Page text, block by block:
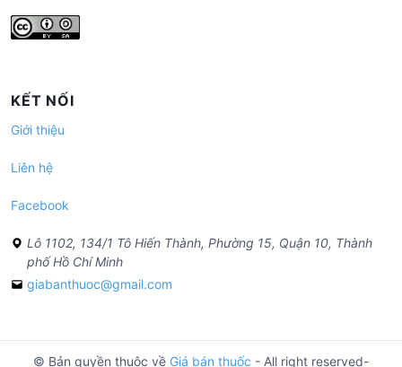
KẾT NỐI
Giới thiệu
Liên hệ
Facebook
Lô 1102, 134/1 Tô Hiến Thành, Phường 15, Quận 10, Thành
phố Hồ Chí Minh
giabanthuoc@gmail.com
© Bản quyền thuộc về Giá bán thuốc - All right reserved-